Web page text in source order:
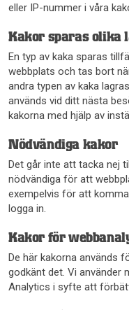
eller IP-nummer i våra
Kakor sparas olika
En typ av kaka sparas
webbplats och tas bort
andra typen av kaka
används vid ditt nästa
kakorna med hjälp av
Nödvändiga kakor
Det går inte att tacka nej
nödvändiga för att
exempelvis för att
logga in.
Kakor för
De här kakorna används
godkänt det. Vi använder
Analytics i syfte att